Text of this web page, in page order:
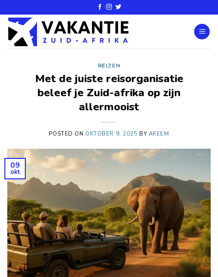
REIZEN
Met de juiste reisorganisatie
beleef je Zuid-afrika op zijn
allermooist
POSTED ON OKTOBER 9, 2025 BY AKEEM
09
okt